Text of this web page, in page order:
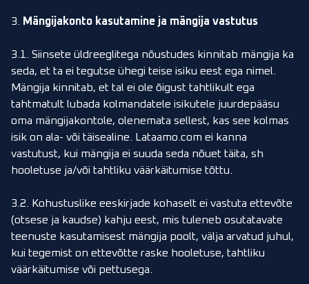
3. Mängijakonto kasutamine ja mängija vastutus
3.1. Siinsete üldreeglitega nõustudes kinnitab mängija ka
seda, et ta ei tegutse ühegi teise isiku eest ega nimel.
Mängija kinnitab, et tal ei ole õigust tahtlikult ega
tahtmatult lubada kolmandatele isikutele juurdepääsu
oma mängijakontole, olenemata sellest, kas see kolmas
isik on ala- või täisealine. Lataamo.com ei kanna
vastutust, kui mängija ei suuda seda nõuet täita, sh
hooletuse ja/või tahtliku väärkäitumise tõttu.
3.2. Kohustuslike eeskirjade kohaselt ei vastuta ettevõte
(otsese ja kaudse) kahju eest, mis tuleneb osutatavate
teenuste kasutamisest mängija poolt, välja arvatud juhul,
kui tegemist on ettevõtte raske hooletuse, tahtliku
väärkäitumise või pettusega.